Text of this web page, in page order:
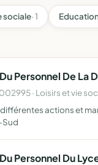
sociale· 1
Personnel De La
· Loisirs et vie
actions et
Personnel Du